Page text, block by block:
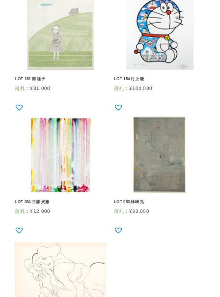
LOT 152 南 桂子
落札 ：¥31,000
LOT 154 村上 隆
落札 ： ¥104,000
LOT 034 三浦 光雅
落札 ：¥12,000
LOT 083 柿崎 兆
落札 ： ¥33,000